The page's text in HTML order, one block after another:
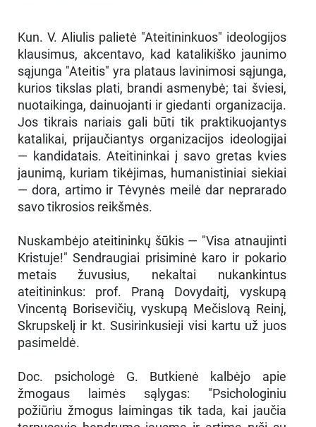
Kun. V. Aliulis palietė "Ateitininkuos" ideologijos
klausimus, akcentavo, kad katalikiško jaunimo
sąjunga "Ateitis" yra plataus lavinimosi sąjunga,
kurios tikslas plati, brandi asmenybė; tai šviesi,
nuotaikinga, dainuojanti ir giedanti organizacija.
Jos tikrais nariais gali būti tik praktikuojantys
katalikai, prijaučiantys organizacijos ideologijai
— kandidatais. Ateitininkai į savo gretas kvies
jaunimą, kuriam tikėjimas, humanistiniai siekiai
— dora, artimo ir Tėvynės meilė dar neprarado
savo tikrosios reikšmės.
Nuskambėjo ateitininkų šūkis — "Visa atnaujinti
Kristuje!" Sendraugiai prisiminė karo ir pokario
metais žuvusius, nekaltai nukankintus
ateitininkus: prof. Praną Dovydaitį, vyskupą
Vincentą Borisevičių, vyskupą Mečislovą Reinį,
Skrupskelį ir kt. Susirinkusieji visi kartu už juos
pasimeldė.
Doc. psichologė G. Butkienė kalbėjo apie
žmogaus laimės sąlygas: "Psichologiniu
požiūriu žmogus laimingas tik tada, kai jaučia